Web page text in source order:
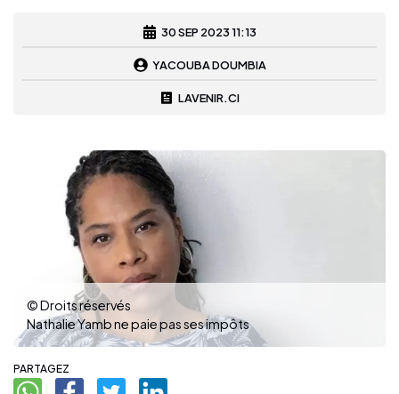
30 SEP 2023 11:13
YACOUBA DOUMBIA
LAVENIR.CI
© Droits réservés
Nathalie Yamb ne paie pas ses impôts
PARTAGEZ